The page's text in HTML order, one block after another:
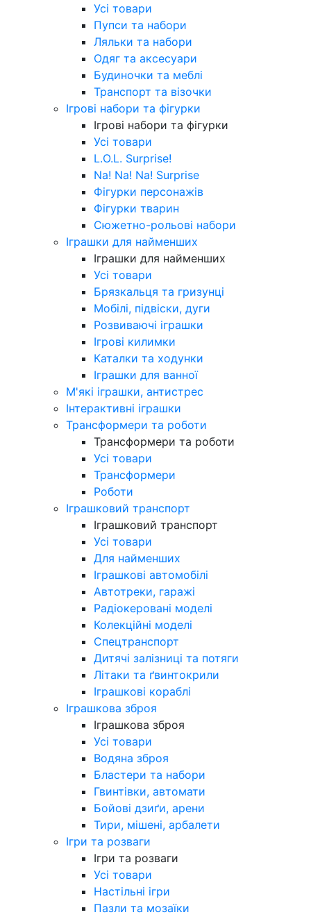
Усі товари
Пупси та набори
Ляльки та набори
Одяг та аксесуари
Будиночки та меблі
Транспорт та візочки
Ігрові набори та фігурки
Ігрові набори та фігурки
Усі товари
L.O.L. Surprise!
Na! Na! Na! Surprise
Фігурки персонажів
Фігурки тварин
Сюжетно-рольові набори
Іграшки для найменших
Іграшки для найменших
Усі товари
Брязкальця та гризунці
Мобілі, підвіски, дуги
Розвиваючі іграшки
Ігрові килимки
Каталки та ходунки
Іграшки для ванної
М'які іграшки, антистрес
Інтерактивні іграшки
Трансформери та роботи
Трансформери та роботи
Усі товари
Трансформери
Роботи
Іграшковий транспорт
Іграшковий транспорт
Усі товари
Для найменших
Іграшкові автомобілі
Автотреки, гаражі
Радіокеровані моделі
Колекційні моделі
Спецтранспорт
Дитячі залізниці та потяги
Літаки та ґвинтокрили
Іграшкові кораблі
Іграшкова зброя
Іграшкова зброя
Усі товари
Водяна зброя
Бластери та набори
Гвинтівки, автомати
Бойові дзиґи, арени
Тири, мішені, арбалети
Ігри та розваги
Ігри та розваги
Усі товари
Настільні ігри
Пазли та мозаїки